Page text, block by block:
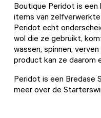
Boutique Peridot is een
items van
Peridot echt
wol die ze gebruikt,
wassen, spinnen,
product kan ze daarom
Peridot is een Bredase
meer over de